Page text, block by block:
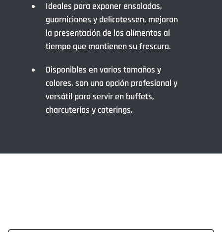
Ideales para exponer ensaladas,
guarniciones y delicatessen, mejoran
la presentación de los alimentos al
tiempo que mantienen su frescura.
Disponibles en varios tamaños y
colores, son una opción profesional y
versátil para servir en buffets,
charcuterías y caterings.